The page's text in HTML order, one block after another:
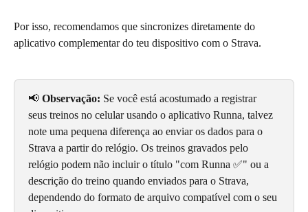
Por isso, recomendamos que sincronizes diretamente do
aplicativo complementar do teu dispositivo com o Strava.
📢 Observação: Se você está acostumado a registrar
seus treinos no celular usando o aplicativo Runna, talvez
note uma pequena diferença ao enviar os dados para o
Strava a partir do relógio. Os treinos gravados pelo
relógio podem não incluir o título "com Runna ✅" ou a
descrição do treino quando enviados para o Strava,
dependendo do formato de arquivo compatível com o seu